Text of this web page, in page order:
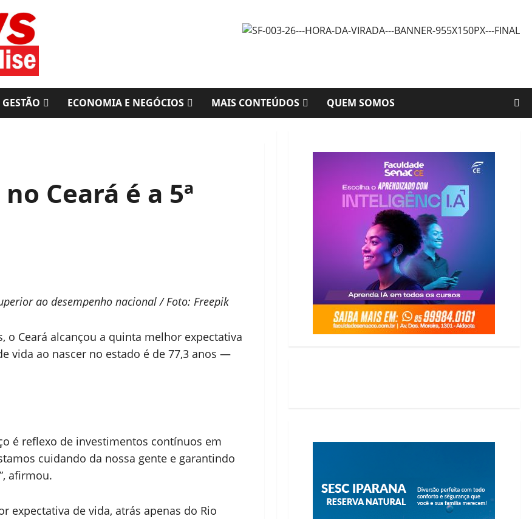
ECONOMIA E NEGÓCIOS MAIS CONTEÚDOS QUEM SOMOS
Ceará é a 5ª
ao desempenho nacional / Foto: Freepik
o Ceará alcançou a quinta melhor expectativa
vida ao nascer no estado é de 77,3 anos —
é reflexo de investimentos contínuos em
cuidando da nossa gente e garantindo
afirmou.
expectativa de vida, atrás apenas do Rio